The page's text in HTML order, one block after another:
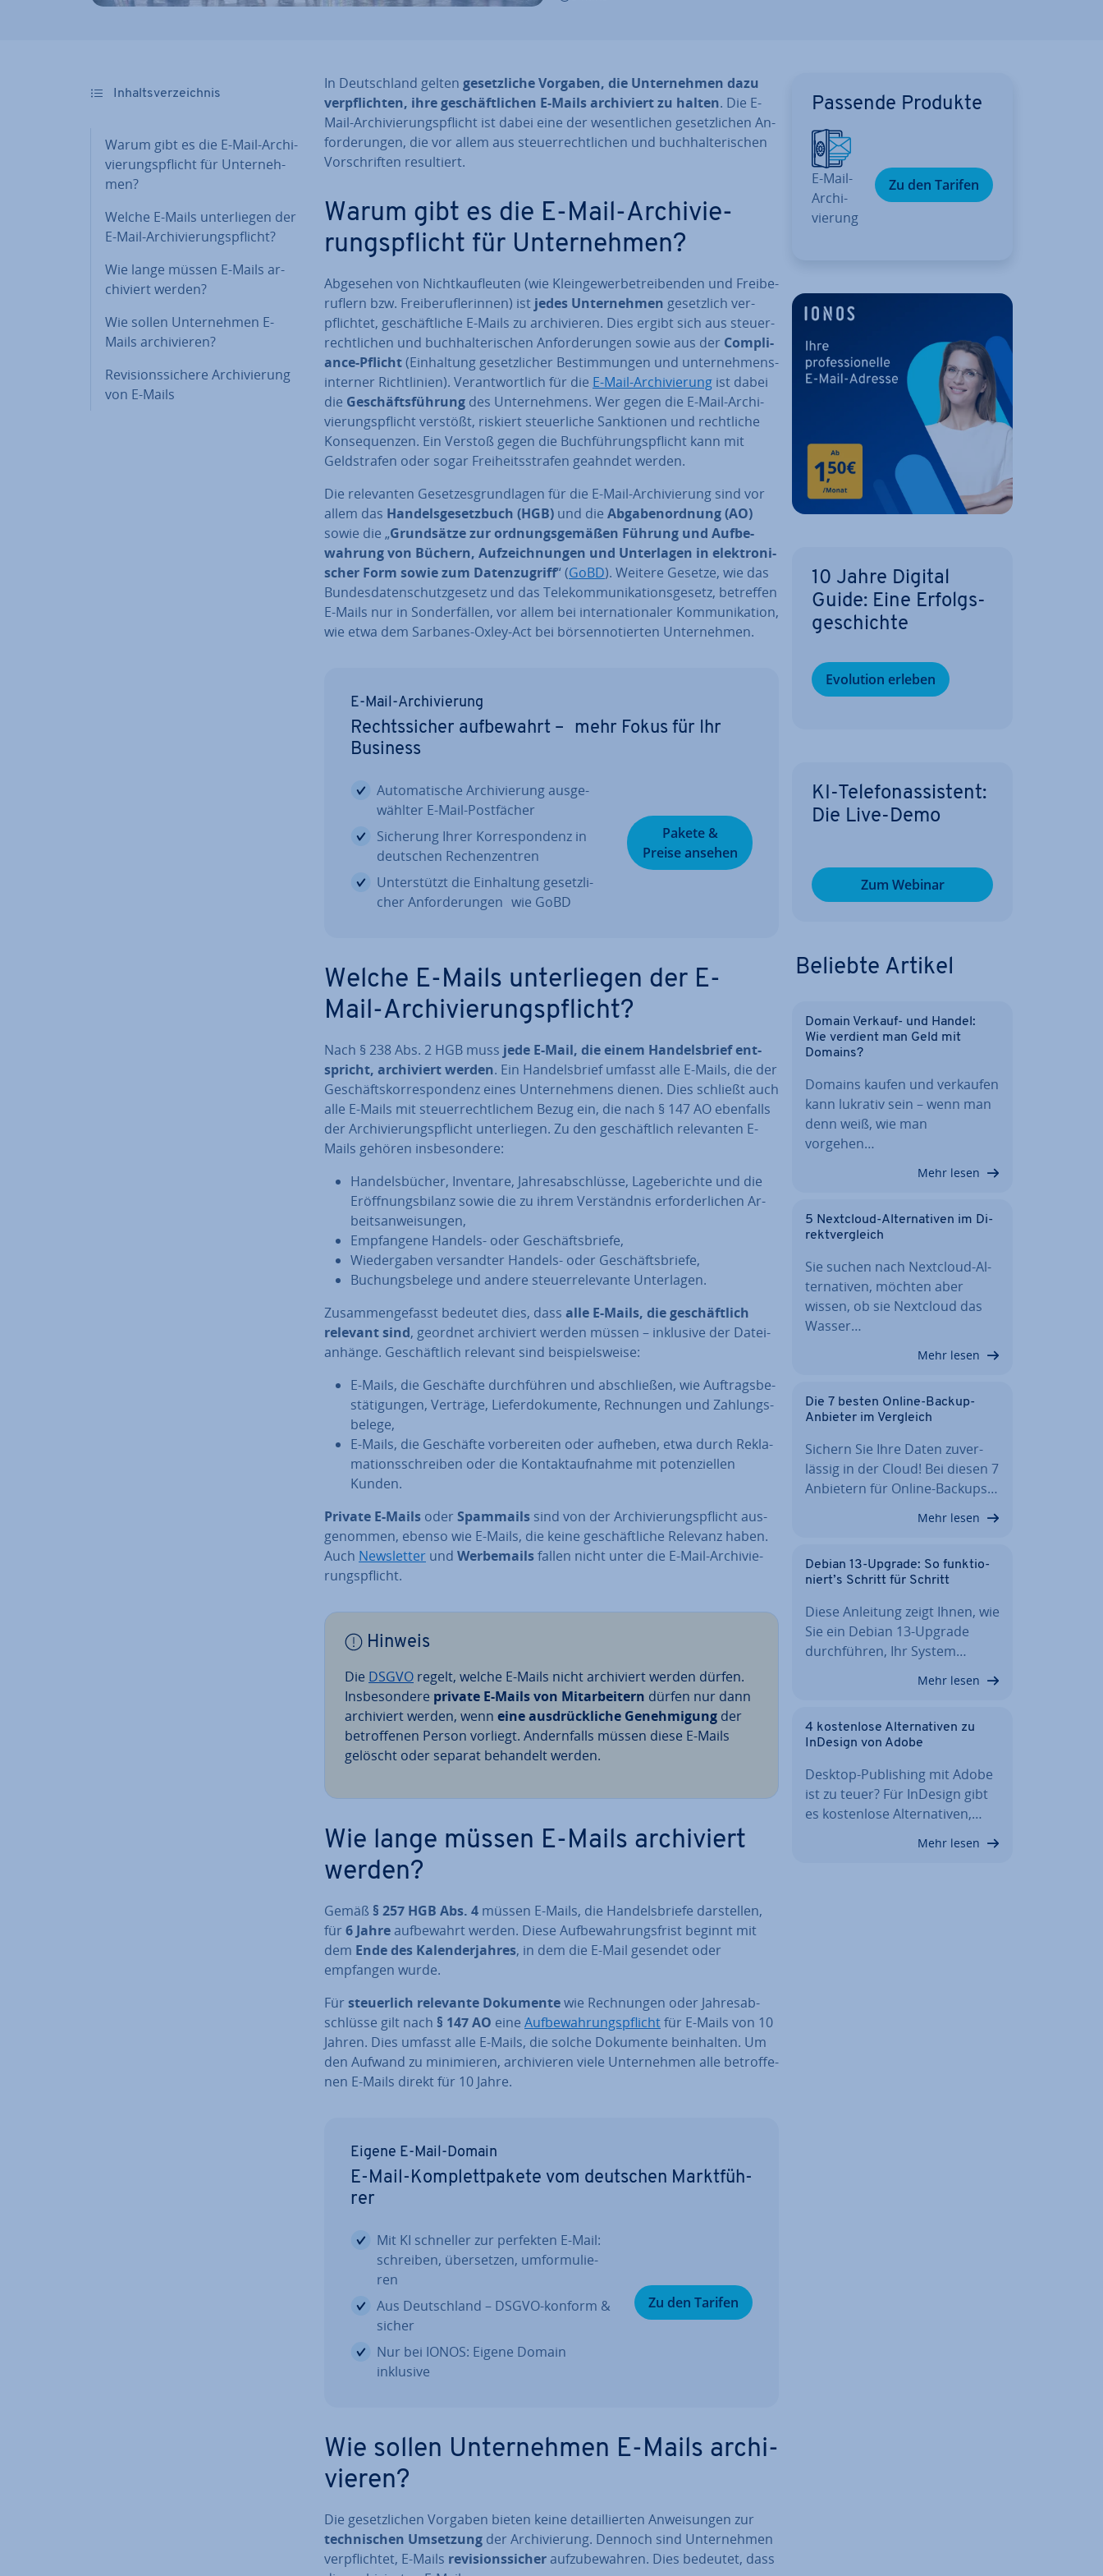
In­halts­ver­zeich­nis
Warum gibt es die E-Mail-Ar­chi­
vie­rungs­pflicht für Un­ter­neh­
men?
Welche E-Mails un­ter­lie­gen der
E-Mail-Ar­chi­vie­rungs­pflicht?
Wie lange müssen E-Mails ar­
chi­viert werden?
Wie sollen Un­ter­neh­men E-
Mails ar­chi­vie­ren?
Re­vi­si­ons­si­che­re Ar­chi­vie­rung
von E-Mails
In Deutsch­land gelten ge­setz­li­che Vorgaben, die Un­ter­neh­men dazu
ver­pflich­ten, ihre ge­schäft­li­chen E-Mails ar­chi­viert zu halten. Die E-
Mail-Ar­chi­vie­rungs­pflicht ist dabei eine der we­sent­li­chen ge­setz­li­chen An­
for­de­run­gen, die vor allem aus steu­er­recht­li­chen und buch­hal­te­ri­schen
Vor­schrif­ten re­sul­tiert.
Warum gibt es die E-Mail-Ar­chi­vie­
rungs­pflicht für Un­ter­neh­men?
Abgesehen von Nicht­kauf­leu­ten (wie Klein­ge­wer­be­trei­ben­den und Frei­be­
ruf­lern bzw. Frei­be­ruf­le­rin­nen) ist jedes Un­ter­neh­men ge­setz­lich ver­
pflich­tet, ge­schäft­li­che E-Mails zu ar­chi­vie­ren. Dies ergibt sich aus steu­er­
recht­li­chen und buch­hal­te­ri­schen An­for­de­run­gen sowie aus der Com­pli­
ance-Pflicht(Ein­hal­tung ge­setz­li­cher Be­stim­mun­gen und un­ter­neh­mens­
in­ter­ner Richt­li­ni­en). Ver­ant­wort­lich für die E-Mail-Ar­chi­vie­rung ist dabei
die Ge­schäfts­füh­rung des Un­ter­neh­mens. Wer gegen die E-Mail-Ar­chi­
vie­rungs­pflicht verstößt, riskiert steu­er­li­che Sank­tio­nen und recht­li­che
Kon­se­quen­zen. Ein Verstoß gegen die Buch­füh­rungs­pflicht kann mit
Geld­stra­fen oder sogar Frei­heits­stra­fen geahndet werden.
Die re­le­van­ten Ge­set­zes­grund­la­gen für die E-Mail-Ar­chi­vie­rung sind vor
allem das Han­dels­ge­setz­buch (HGB) und die Ab­ga­ben­ord­nung (AO)
sowie die „Grund­sät­ze zur ord­nungs­ge­mä­ßen Führung und Auf­be­
wah­rung von Büchern, Auf­zeich­nun­gen und Un­ter­la­gen in elek­tro­ni­
scher Form sowie zum Da­ten­zu­griff“ (GoBD). Weitere Gesetze, wie das
Bun­des­da­ten­schutz­ge­setz und das Te­le­kom­mu­ni­ka­ti­ons­ge­setz, betreffen
E-Mails nur in Son­der­fäl­len, vor allem bei in­ter­na­tio­na­ler Kom­mu­ni­ka­ti­on,
wie etwa dem Sarbanes-Oxley-Act bei bör­sen­no­tier­ten Un­ter­neh­men.
E-Mail-Ar­chi­vie­rung
Rechts­si­cher auf­be­wahrt – mehr Fokus für Ihr
Business
Au­to­ma­ti­sche Ar­chi­vie­rung aus­ge­
wähl­ter E-Mail-Post­fä­cher
Sicherung Ihrer Kor­re­spon­denz in
deutschen Re­chen­zen­tren
Un­ter­stützt die Ein­hal­tung ge­setz­li­
cher An­for­de­run­gen wie GoBD
Pakete &
Preise ansehen
Welche E-Mails un­ter­lie­gen der E-
Mail-Ar­chi­vie­rungs­pflicht?
Nach § 238 Abs. 2 HGB muss jede E-Mail, die einem Han­dels­brief ent­
spricht, ar­chi­viert werden. Ein Han­dels­brief umfasst alle E-Mails, die der
Ge­schäfts­kor­re­spon­denz eines Un­ter­neh­mens dienen. Dies schließt auch
alle E-Mails mit steu­er­recht­li­chem Bezug ein, die nach § 147 AO ebenfalls
der Ar­chi­vie­rungs­pflicht un­ter­lie­gen. Zu den ge­schäft­lich re­le­van­ten E-
Mails gehören ins­be­son­de­re:
Han­dels­bü­cher, Inventare, Jah­res­ab­schlüs­se, La­ge­be­rich­te und die
Er­öff­nungs­bi­lanz sowie die zu ihrem Ver­ständ­nis er­for­der­li­chen Ar­
beits­an­wei­sun­gen,
Emp­fan­ge­ne Handels- oder Ge­schäfts­brie­fe,
Wie­der­ga­ben ver­sand­ter Handels- oder Ge­schäfts­brie­fe,
Bu­chungs­be­le­ge und andere steu­er­re­le­van­te Un­ter­la­gen.
Zu­sam­men­ge­fasst bedeutet dies, dass alle E-Mails, die ge­schäft­lich
relevant sind, geordnet ar­chi­viert werden müssen – inklusive der Da­tei­
an­hän­ge. Ge­schäft­lich relevant sind bei­spiels­wei­se:
E-Mails, die Geschäfte durch­füh­ren und ab­schlie­ßen, wie Auf­trags­be­
stä­ti­gun­gen, Verträge, Lie­fer­do­ku­men­te, Rech­nun­gen und Zah­lungs­
be­le­ge,
E-Mails, die Geschäfte vor­be­rei­ten oder aufheben, etwa durch Re­kla­
ma­ti­ons­schrei­ben oder die Kon­takt­auf­nah­me mit po­ten­zi­el­len
Kunden.
Private E-Mails oder Spammails sind von der Ar­chi­vie­rungs­pflicht aus­
ge­nom­men, ebenso wie E-Mails, die keine ge­schäft­li­che Relevanz haben.
Auch News­let­ter und Wer­be­mailsfallen nicht unter die E-Mail-Ar­chi­vie­
rungs­pflicht.
Hinweis
Die DSGVO regelt, welche E-Mails nicht ar­chi­viert werden dürfen.
Ins­be­son­de­re private E-Mails von Mit­ar­bei­tern dürfen nur dann
ar­chi­viert werden, wenn eine aus­drück­li­che Ge­neh­mi­gung der
be­trof­fe­nen Person vorliegt. An­dern­falls müssen diese E-Mails
gelöscht oder separat behandelt werden.
Wie lange müssen E-Mails ar­chi­viert
werden?
Gemäß § 257 HGB Abs. 4 müssen E-Mails, die Han­dels­brie­fe dar­stel­len,
für 6 Jahreauf­be­wahrt werden. Diese Auf­be­wah­rungs­frist beginnt mit
dem Ende des Ka­len­der­jah­res, in dem die E-Mail gesendet oder
empfangen wurde.
Für steu­er­lich relevante Dokumentewie Rech­nun­gen oder Jah­res­ab­
schlüs­se gilt nach § 147 AO eine Auf­be­wah­rungs­pflichtfür E-Mails von 10
Jahren. Dies umfasst alle E-Mails, die solche Dokumente be­inhal­ten. Um
den Aufwand zu mi­ni­mie­ren, ar­chi­vie­ren viele Un­ter­neh­men alle be­trof­fe­
nen E-Mails direkt für 10 Jahre.
Eigene E-Mail-Domain
E-Mail-Kom­plett­pa­ke­te vom deutschen Markt­füh­
rer
Mit KI schneller zur perfekten E-Mail:
schreiben, über­set­zen, um­for­mu­lie­
ren
Aus Deutsch­land – DSGVO-konform &
sicher
Nur bei IONOS: Eigene Domain
inklusive
Zu den Tarifen
Wie sollen Un­ter­neh­men E-Mails ar­chi­
vie­ren?
Die ge­setz­li­chen Vorgaben bieten keine de­tail­lier­ten An­wei­sun­gen zur
tech­ni­schen Umsetzung der Ar­chi­vie­rung. Dennoch sind Un­ter­neh­men
ver­pflich­tet, E-Mails re­vi­si­ons­si­cherauf­zu­be­wah­ren. Dies bedeutet, dass
Passende Produkte
E-Mail-
Ar­chi­
vie­rung
Zu den Tarifen
10 Jahre Digital
Guide: Eine Er­folgs­
ge­schich­te
Evolution erleben
KI-Te­le­fon­as­sis­tent:
Die Live-Demo
Zum Webinar
Beliebte Artikel
Domain Verkauf- und Handel:
Wie verdient man Geld mit
Domains?
Domains kaufen und verkaufen
kann lukrativ sein – wenn man
denn weiß, wie man
vorgehen…
Mehr lesen
5 Nextcloud-Al­ter­na­ti­ven im Di­
rekt­ver­gleich
Sie suchen nach Nextcloud-Al­
ter­na­ti­ven, möchten aber
wissen, ob sie Nextcloud das
Wasser…
Mehr lesen
Die 7 besten Online-Backup-
Anbieter im Vergleich
Sichern Sie Ihre Daten zu­ver­
läs­sig in der Cloud! Bei diesen 7
Anbietern für Online-Backups…
Mehr lesen
Debian 13-Upgrade: So funk­tio­
niert’s Schritt für Schritt
Diese Anleitung zeigt Ihnen, wie
Sie ein Debian 13-Upgrade
durch­füh­ren, Ihr System…
Mehr lesen
4 kos­ten­lo­se Al­ter­na­ti­ven zu
InDesign von Adobe
Desktop-Pu­bli­shing mit Adobe
ist zu teuer? Für InDesign gibt
es kos­ten­lo­se Al­ter­na­ti­ven,…
Mehr lesen